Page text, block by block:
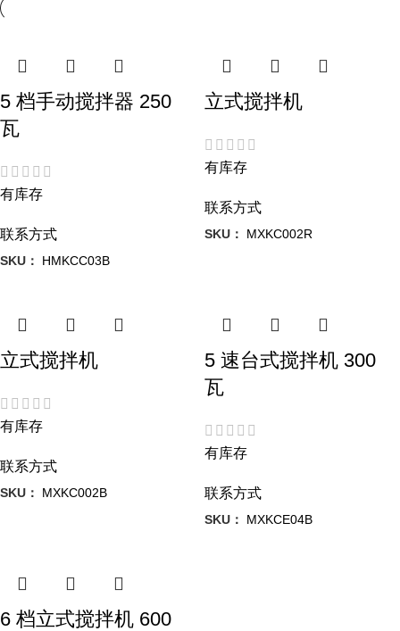
5 档手动搅拌器 250
瓦
有库存
联系方式
SKU： HMKCC03B
立式搅拌机
有库存
联系方式
SKU： MXKC002R
立式搅拌机
有库存
联系方式
SKU： MXKC002B
5 速台式搅拌机 300
瓦
有库存
联系方式
SKU： MXKCE04B
6 档立式搅拌机 600